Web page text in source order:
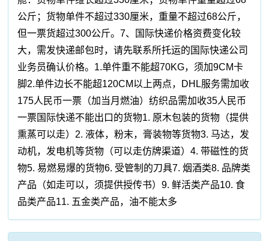
公斤；货物单件不超过330厘米，重量不超过68公斤，
但一票货超过300公斤。7、国际快递价格资费变化较
大，需发快递邮包时，请先联系所托运的国际快递公司
业务员确认价格。1.单件重不能超70KG，须加9CM卡
脚2.单件边长不能超120CM以上两点，DHL服务需加收
175人民币一票（加当月燃油）纺织品需加收35人民币
一票国际快递不能出口的货物1. 原木包装的货物（提供
熏蒸可以走）2. 液体，粉末，膏装物等货物3. 马达，发
动机，发电机等货物（可以走仿牌渠道）4. 带磁性的货
物5. 易燃易爆的货物6. 受管制的刀具7. 烟酒类8. 品牌类
产品（如走可以，须提供授传书）9. 鲜活类产品10. 食
品类产品11. 五金类产品，油不能太多